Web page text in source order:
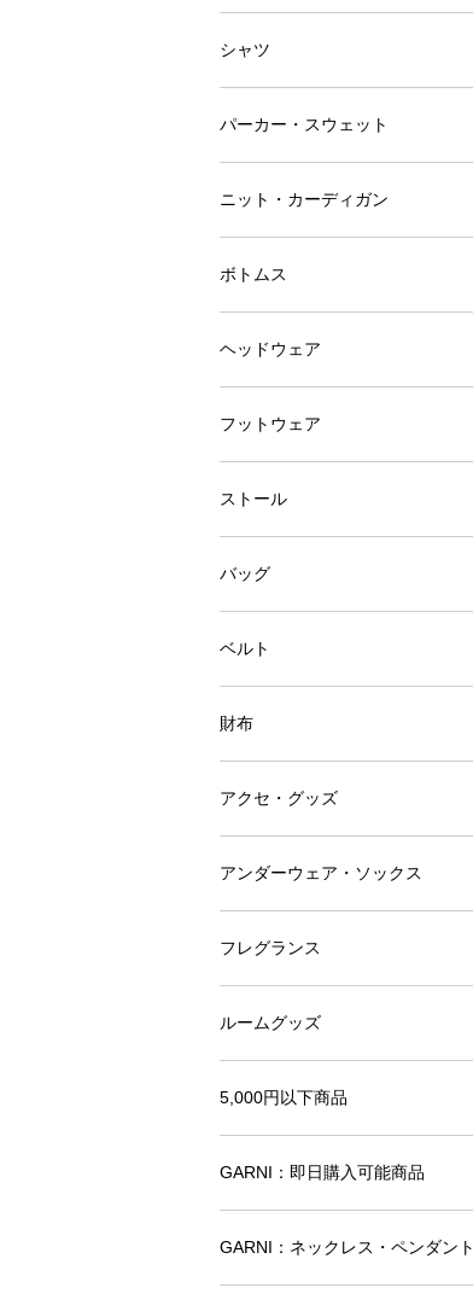
シャツ
パーカー・スウェット
ニット・カーディガン
ボトムス
ヘッドウェア
フットウェア
ストール
バッグ
ベルト
財布
アクセ・グッズ
アンダーウェア・ソックス
フレグランス
ルームグッズ
5,000円以下商品
GARNI：即日購入可能商品
GARNI：ネックレス・ペンダント